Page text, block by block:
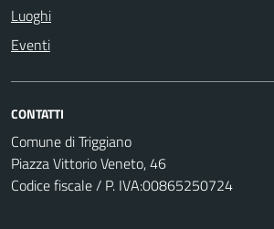
Luoghi
Eventi
CONTATTI
Comune di Triggiano
Piazza Vittorio Veneto, 46
Codice fiscale / P. IVA:00865250724